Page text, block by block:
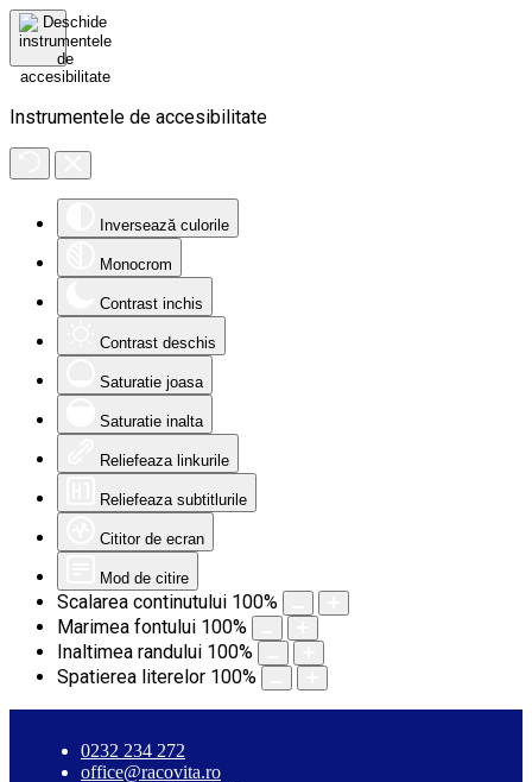
Instrumentele de accesibilitate
Inversează culorile
Monocrom
Contrast inchis
Contrast deschis
Saturatie joasa
Saturatie inalta
Reliefeaza linkurile
Reliefeaza subtitlurile
Cititor de ecran
Mod de citire
Scalarea continutului 100%
Marimea fontului 100%
Inaltimea randului 100%
Spatierea literelor 100%
0232 234 272
office@racovita.ro